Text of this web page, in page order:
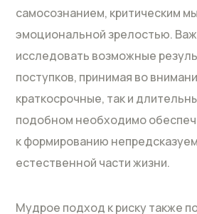
самосознанием, критическим
эмоциональной зрелостью.
исследовать возможные
поступков, принимая во
краткосрочные, так и
подобном необходимо
к формированию
естественной части жизни.
Мудрое подход к риску также